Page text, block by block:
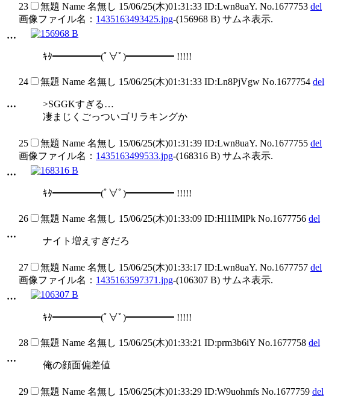
…
23 無題 Name 名無し 15/06/25(木)01:31:33 ID:Lwn8uaY. No.1677753 del
画像ファイル名： 1435163493425.jpg-(156968 B) サムネ表示.
ｷﾀ━━━━━(ﾟ∀ﾟ)━━━━━ !!!!!
…
24 無題 Name 名無し 15/06/25(木)01:31:33 ID:Ln8PjVgw No.1677754 del
>SGGKすぎる…
凄まじくごっついゴリラキングか
…
25 無題 Name 名無し 15/06/25(木)01:31:39 ID:Lwn8uaY. No.1677755 del
画像ファイル名： 1435163499533.jpg-(168316 B) サムネ表示.
ｷﾀ━━━━━(ﾟ∀ﾟ)━━━━━ !!!!!
…
26 無題 Name 名無し 15/06/25(木)01:33:09 ID:Hl1IMlPk No.1677756 del
ナイト増えすぎだろ
…
27 無題 Name 名無し 15/06/25(木)01:33:17 ID:Lwn8uaY. No.1677757 del
画像ファイル名： 1435163597371.jpg-(106307 B) サムネ表示.
ｷﾀ━━━━━(ﾟ∀ﾟ)━━━━━ !!!!!
…
28 無題 Name 名無し 15/06/25(木)01:33:21 ID:prm3b6iY No.1677758 del
俺の顔面偏差値
29 無題 Name 名無し 15/06/25(木)01:33:29 ID:W9uohmfs No.1677759 del